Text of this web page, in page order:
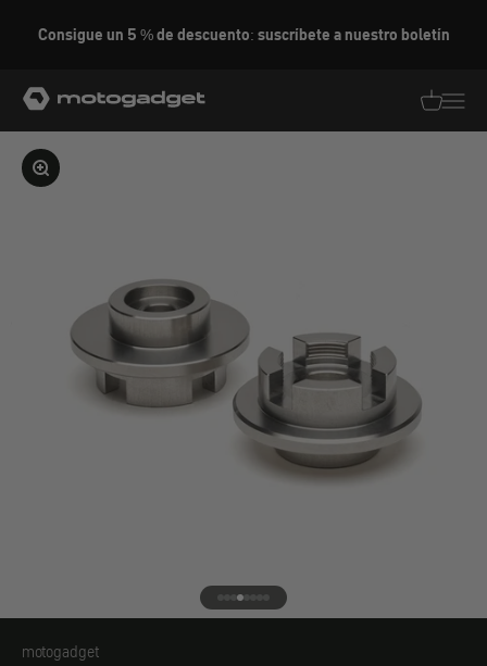
Consigue un 5 % de descuento: suscríbete a nuestro boletín
motogadget GmbH
Ampliar la imagen
Ir al elemento 1
Ir al elemento 2
Ir al elemento 3
Ir al elemento 4
Ir al elemento 5
Ir al elemento 6
Ir al elemento 7
Ir al elemento 8
motogadget